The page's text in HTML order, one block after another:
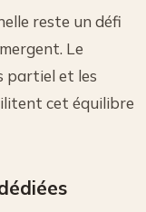
reste un défi
Le
partiel et les
cet équilibre